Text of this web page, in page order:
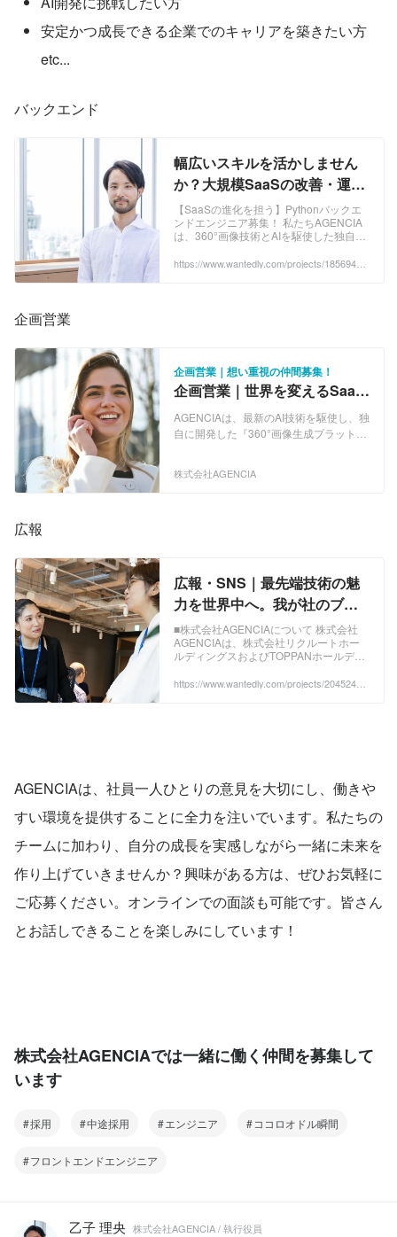
安定かつ成長できる企業でのキャリアを築きたい方
etc...
バックエンド
幅広いスキルを活かしません
か？大規模SaaSの改善・運用
をお任せします🌟 - 株式会社
AGENCIAのWebエンジニアの
採用 - Wantedly
【SaaSの進化を担う】Pythonバックエ
ンドエンジニア募集！ 私たちAGENCIA
は、360°画像技術とAIを駆使した独自の
https://www.wantedly.com/projects/1856949?
企画営業
企画営業｜想い重視の仲間募集！
企画営業｜世界を変えるSaaS
プロダクトを、開発メンバー
と一緒に実現。
AGENCIAは、最新のAI技術を駆使し、独
自に開発した『360°画像生成プラットフ
動産業界、EC業界など、多岐にわたるビ
スは、以下の二つの柱に基づいていま
す： ・SaaSおよびPaaS型の360°画像生
成サービス ・AI技術を用いた360°画像解
析サービス ■ 提供するサービス：
「360°Homes®」：住宅市場向けの360°
画像サービス 「360°Car®」：自動車市
「360°Bike®」：二輪車市場向けの360°
す。
株式会社AGENCIA
広報
広報・SNS｜最先端技術の魅
力を世界中へ。我が社のブラ
ンド形成を任せます - 株式会社
AGENCIAの広報の採用 -
Wantedly
■株式会社AGENCIAについて 株式会社
AGENCIAは、株式会社リクルートホー
ルディングスおよびTOPPANホールディ
https://www.wantedly.com/projects/2045245?
AGENCIAは、社員一人ひとりの意見を大切にし、働きや
すい環境を提供することに全力を注いでいます。私たちの
チームに加わり、自分の成長を実感しながら一緒に未来を
作り上げていきませんか？興味がある方は、ぜひお気軽に
ご応募ください。オンラインでの面談も可能です。皆さん
とお話しできることを楽しみにしています！
株式会社AGENCIAでは一緒に働く仲間を募集して
います
採用 中途採用 エンジニア ココロオドル瞬間
フロントエンドエンジニア
乙子 理央 株式会社AGENCIA / 執行役員